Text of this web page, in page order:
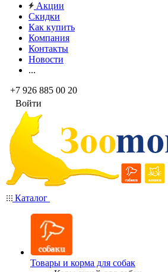
Акции
Скидки
Как купить
Компания
Контакты
Новости
...
+7 926 885 00 20
Войти
Каталог
Товары и корма для собак